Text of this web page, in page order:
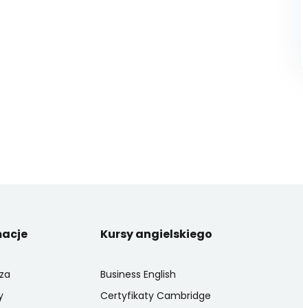
Kursy angielskiego
Business English
Certyfikaty Cambridge